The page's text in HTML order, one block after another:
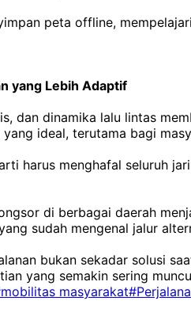
peta offline,
yang Lebih Adaptif
dan dinamika lalu lintas
ideal, terutama bagi
harus menghafal seluruh
di berbagai daerah
sudah mengenal jalur
bukan sekadar solusi
yang semakin sering
masyarakat